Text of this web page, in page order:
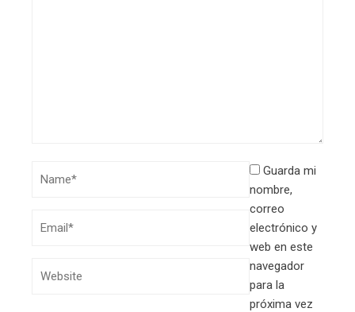
Guarda mi
nombre,
correo
electrónico y
web en este
navegador
para la
próxima vez